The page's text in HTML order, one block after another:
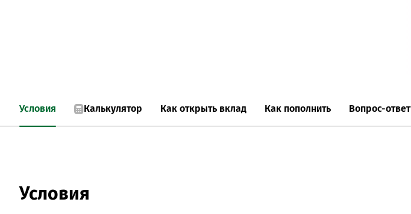
Условия Калькулятор Как открыть вклад Как пополнить Вопрос-ответ
Условия